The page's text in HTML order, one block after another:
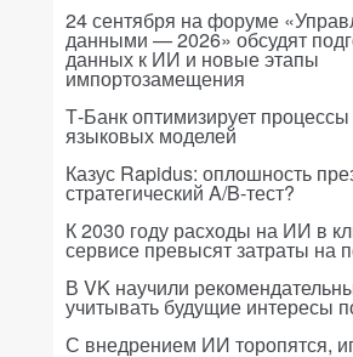
24 сентября на форуме
данными — 2026» обсудят
данных к ИИ и новые этапы
импортозамещения
Т-Банк оптимизирует
языковых моделей
Казус Rapidus: оплошность
стратегический A/B-тест?
К 2030 году расходы на ИИ в
сервисе превысят затраты на
В VK научили
учитывать будущие интересы
С внедрением ИИ торопятся,